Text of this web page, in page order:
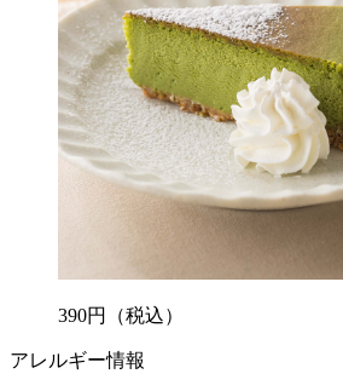
390円 （税込）
アレルギー情報